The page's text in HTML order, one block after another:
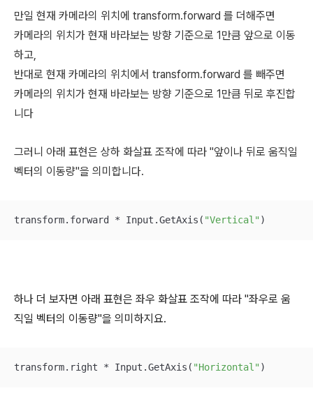
만일 현재 카메라의 위치에 transform.forward 를 더해주면
카메라의 위치가 현재 바라보는 방향 기준으로 1만큼 앞으로 이동
하고,
반대로 현재 카메라의 위치에서 transform.forward 를 빼주면
카메라의 위치가 현재 바라보는 방향 기준으로 1만큼 뒤로 후진합
니다
그러니 아래 표현은 상하 화살표 조작에 따라 "앞이나 뒤로 움직일
벡터의 이동량"을 의미합니다.
transform.forward * Input.GetAxis( "Vertical" )
하나 더 보자면 아래 표현은 좌우 화살표 조작에 따라 "좌우로 움
직일 벡터의 이동량"을 의미하지요.
transform.right * Input.GetAxis( "Horizontal" )